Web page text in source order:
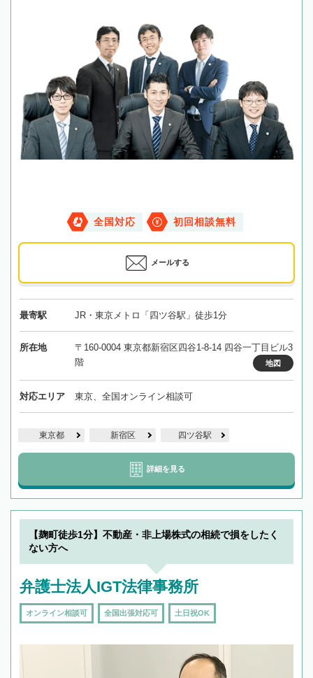
全国対応 初回相談無料
メールする
最寄駅 JR・東京メトロ「四ツ谷駅」徒歩1分
所在地
〒160-0004 東京都新宿区四谷1-8-14 四谷一丁目ビル3
階
地図
対応エリア 東京、全国オンライン相談可
東京都 新宿区 四ツ谷駅
詳細を見る
【麹町徒歩1分】不動産・非上場株式の相続で損をしたく
ない方へ
弁護士法人IGT法律事務所
オンライン相談可 全国出張対応可 土日祝OK